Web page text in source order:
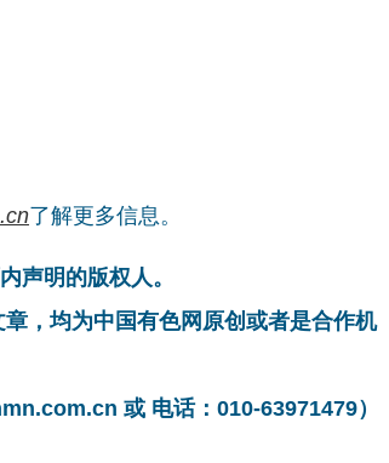
了解更多信息。
声明的版权人。
，均为中国有色网原创或者是合作机
或 电话：010-63971479）